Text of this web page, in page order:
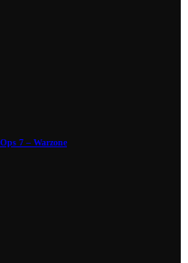
7 – Warzone